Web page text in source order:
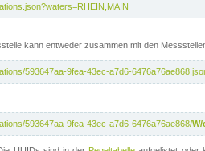
kann entweder zusammen mit den
593647aa-9fea-43ec-a7d6-
593647aa-9fea-43ec-a7d6-6476a76ae868/W/